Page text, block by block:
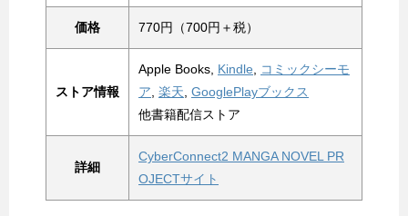
価格 770円（700円＋税）
ストア情報
Apple Books, Kindle, コミックシーモ
ア, 楽天, GooglePlayブックス
他書籍配信ストア
詳細
CyberConnect2 MANGA NOVEL PR
OJECTサイト